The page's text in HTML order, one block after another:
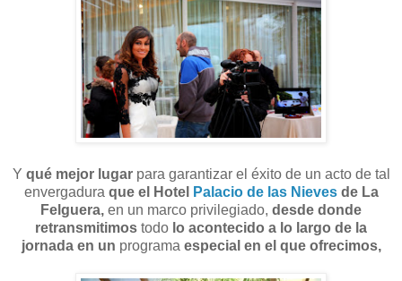
Y qué mejor lugarpara garantizar el éxito de un acto de tal
envergadura que el Hotel Palacio de las Nievesde La
Felguera, en un marco privilegiado, desde donde
retransmitimos todo lo acontecido a lo largo de la
jornada en un programa especial en el que ofrecimos,